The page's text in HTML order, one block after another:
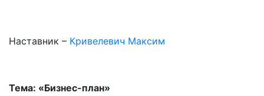
Наставник – Кривелевич Максим
Тема: «Бизнес-план»